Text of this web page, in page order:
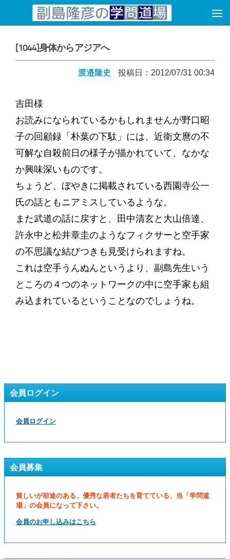
コンテンツへスキップ
[1044]身体からアジアへ
渡邉隆史 投稿日：2012/07/31 00:34
吉田様
お読みになられているかもしれませんが野口昭
子の回顧録「朴葉の下駄」には、近衛文麿の不
可解な自殺前日の様子が描かれていて、なかな
か興味深いものです。
ちょうど、ぼやきに掲載されている西園寺公一
氏の話ともニアミスしているような。
また武道の話に戻すと、田中清玄と大山倍達、
許永中と松井章圭のようなフィクサーと空手家
の不思議な結びつきも見受けられますね。
これは空手うんぬんというより、副島先生いう
ところの４つのネットワークの中に空手家も組
み込まれているということなのでしょうね。
会員ログイン
会員ログイン
会員募集
貧しいが前途のある、優秀な若者たちを育てている、当「学問道
場」の会員になって下さい。
会員のお申し込みはこちら